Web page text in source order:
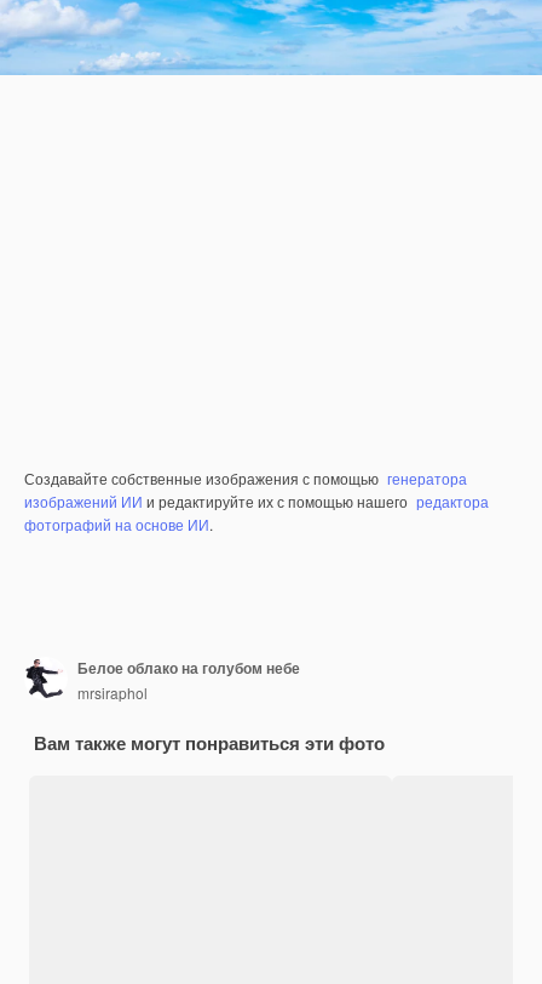
Создавайте собственные изображения с помощью генератора
изображений ИИ и редактируйте их с помощью нашего редактора
фотографий на основе ИИ.
Белое облако на голубом небе
mrsiraphol
Вам также могут понравиться эти фото